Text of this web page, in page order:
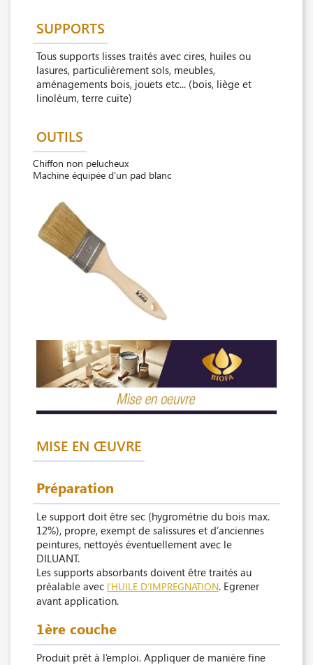
SUPPORTS
Tous supports lisses traités avec cires, huiles ou
lasures, particulièrement sols, meubles,
aménagements bois, jouets etc... (bois, liège et
linoléum, terre cuite)
OUTILS
Chiffon non pelucheux
Machine équipée d’un pad blanc
MISE EN ŒUVRE
Préparation
Le support doit être sec (hygrométrie du bois max.
12%), propre, exempt de salissures et d’anciennes
peintures, nettoyés éventuellement avec le
DILUANT.
Les supports absorbants doivent être traités au
préalable avec l’HUILE D’IMPREGNATION. Egrener
avant application.
1ère couche
Produit prêt à l’emploi. Appliquer de manière fine